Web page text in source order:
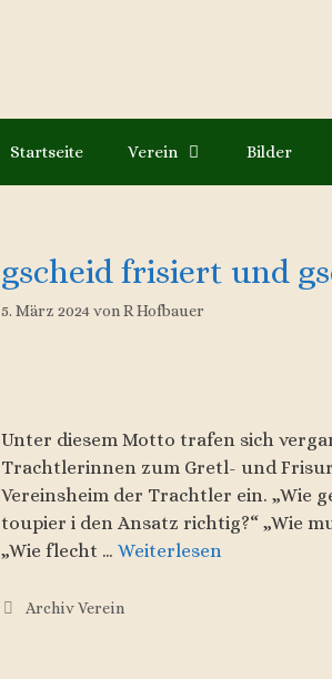
Startseite Verein Bilder
gscheid frisiert und
5. März 2024von R Hofbauer
Unter diesem Motto trafen sich
Trachtlerinnen zum Gretl- und
Vereinsheim der Trachtler ein. „Wie
toupier i den Ansatz richtig?“ „Wie
„Wie flecht … Weiterlesen
Kategorien
Archiv Verein